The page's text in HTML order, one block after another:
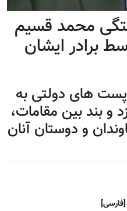
محمد قسیم
برادر ایشان
پست های دولتی به
و بند بین مقامات،
و دوستان آنان
[فارسى]